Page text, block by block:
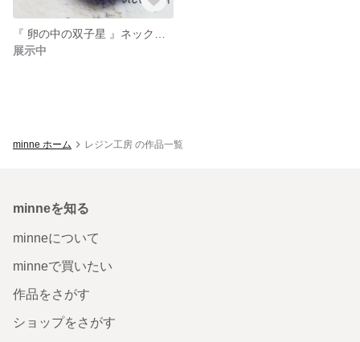
展示中
minne ホーム レジン工房 の作品一覧
minneを知る
minneについて
minneで買いたい
作品をさがす
ショップをさがす